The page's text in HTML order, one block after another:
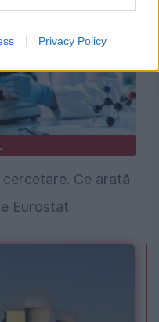
Privacy Policy
Ce arată
Eurostat